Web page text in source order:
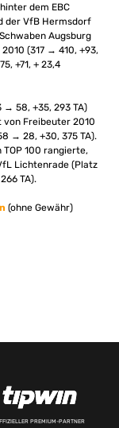
dem EBC
der VfB Hermsdorf
Augsburg
(317 → 410, +93,
+71, + 23,4
→ 58, +35, 293 TA)
von Freibeuter 2010
→ 28, +30, 375 TA).
100 rangierte,
Lichtenrade (Platz
TA).
(ohne Gewähr)
PREMIUM-PARTNER